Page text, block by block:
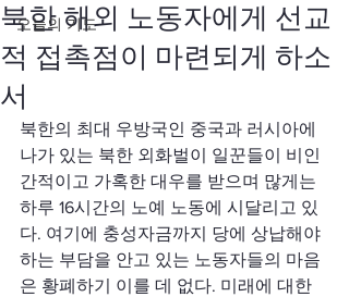
오늘의 기도
북한 해외 노동자에게 선교
적 접촉점이 마련되게 하소
서
북한의 최대 우방국인 중국과 러시아에
나가 있는 북한 외화벌이 일꾼들이 비인
간적이고 가혹한 대우를 받으며 많게는
하루 16시간의 노예 노동에 시달리고 있
다. 여기에 충성자금까지 당에 상납해야
하는 부담을 안고 있는 노동자들의 마음
은 황폐하기 이를 데 없다. 미래에 대한